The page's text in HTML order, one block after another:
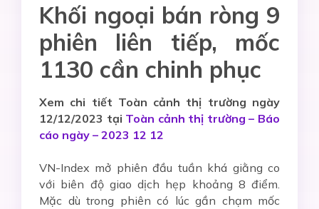
Khối ngoại bán ròng 9
phiên liên tiếp, mốc
1130 cần chinh phục
Xem chi tiết Toàn cảnh thị trường ngày
12/12/2023 tại Toàn cảnh thị trường – Báo
cáo ngày – 2023 12 12
VN-Index mở phiên đầu tuần khá giằng co
với biên độ giao dịch hẹp khoảng 8 điểm.
Mặc dù trong phiên có lúc gần chạm mốc